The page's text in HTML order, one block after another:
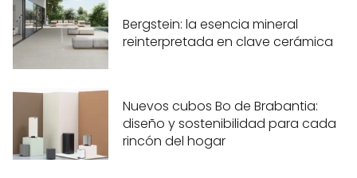
Bergstein: la esencia mineral
reinterpretada en clave cerámica
Nuevos cubos Bo de Brabantia:
diseño y sostenibilidad para cada
rincón del hogar